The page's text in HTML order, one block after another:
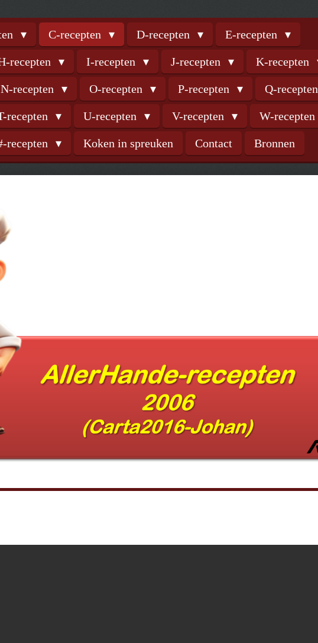
C-recepten D-recepten E-recepten
recepten I-recepten J-recepten K-recepten
N-recepten O-recepten P-recepten Q-recepten
recepten U-recepten V-recepten W-recepten
recepten Koken in spreuken Contact Bronnen